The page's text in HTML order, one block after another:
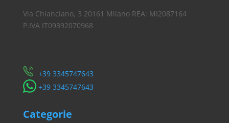
Via Chianciano, 3 20161 Milano REA: MI2087164
P.IVA IT09392070968
​+39 3345747643
​+39 3345747643
Categorie